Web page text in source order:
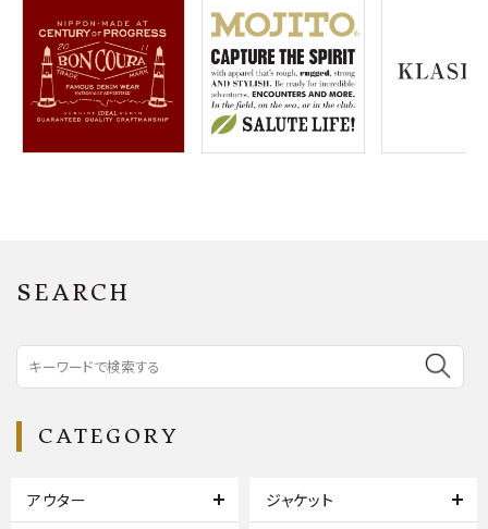
meeting_room ログイン 会員登録
SEARCH
CATEGORY
アウター ジャケット